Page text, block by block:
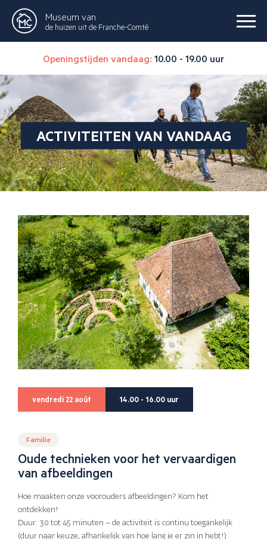
Museum van
de huizen uit de Franche-Comté
Openingstijden vandaag: 10.00 - 19.00 uur
ACTIVITEITEN VAN VANDAAG
vendredi 22 août 14.00 - 16.00 uur
Familie
Oude technieken voor het vervaardigen
van afbeeldingen
Hoe maakten onze voorouders afbeeldingen? Kom het
ontdekken!
Duur: 30 tot 45 minuten – de activiteit is continu toegankelijk
(duur naar keuze, afhankelijk van hoe lang je er zin in hebt!)